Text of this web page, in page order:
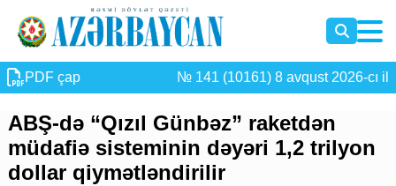
PDF çap № 141 (10161) 8 avqust 2026-cı il
ABŞ-də “Qızıl Günbəz” raketdən
müdafiə sisteminin dəyəri 1,2 trilyon
dollar qiymətləndirilir